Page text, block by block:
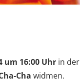
um 16:00 Uhr in der
Cha widmen.